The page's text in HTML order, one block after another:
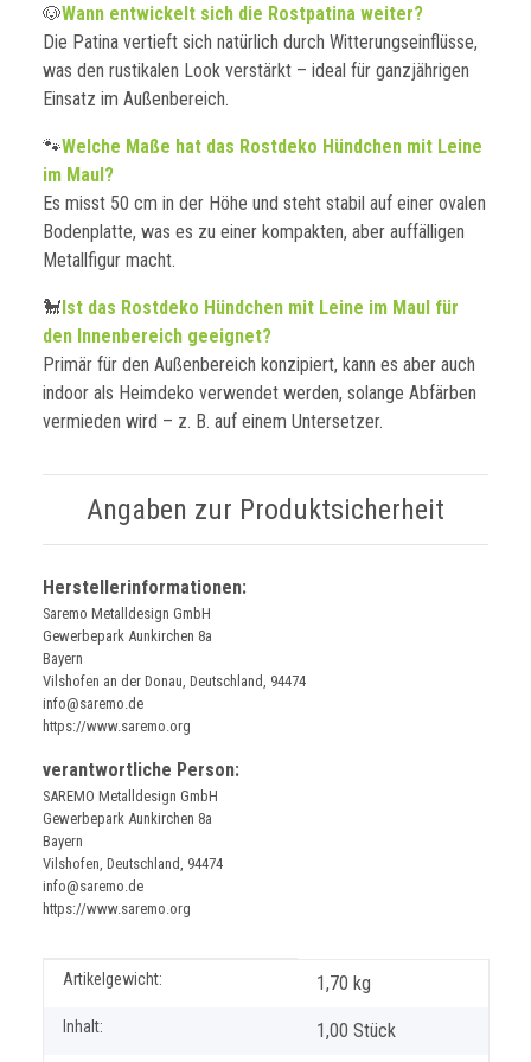
🐶Wann entwickelt sich die Rostpatina weiter?
Die Patina vertieft sich natürlich durch Witterungseinflüsse,
was den rustikalen Look verstärkt – ideal für ganzjährigen
Einsatz im Außenbereich.
🐾Welche Maße hat das Rostdeko Hündchen mit Leine
im Maul?
Es misst 50 cm in der Höhe und steht stabil auf einer ovalen
Bodenplatte, was es zu einer kompakten, aber auffälligen
Metallfigur macht.
🐩Ist das Rostdeko Hündchen mit Leine im Maul für
den Innenbereich geeignet?
Primär für den Außenbereich konzipiert, kann es aber auch
indoor als Heimdeko verwendet werden, solange Abfärben
vermieden wird – z. B. auf einem Untersetzer.
Angaben zur Produktsicherheit
Herstellerinformationen:
Saremo Metalldesign GmbH
Gewerbepark Aunkirchen 8a
Bayern
Vilshofen an der Donau, Deutschland, 94474
info@saremo.de
https://www.saremo.org
verantwortliche Person:
SAREMO Metalldesign GmbH
Gewerbepark Aunkirchen 8a
Bayern
Vilshofen, Deutschland, 94474
info@saremo.de
https://www.saremo.org
Produkteigenschaft
Wert
Artikelgewicht: 1,70 kg
Inhalt: 1,00 Stück